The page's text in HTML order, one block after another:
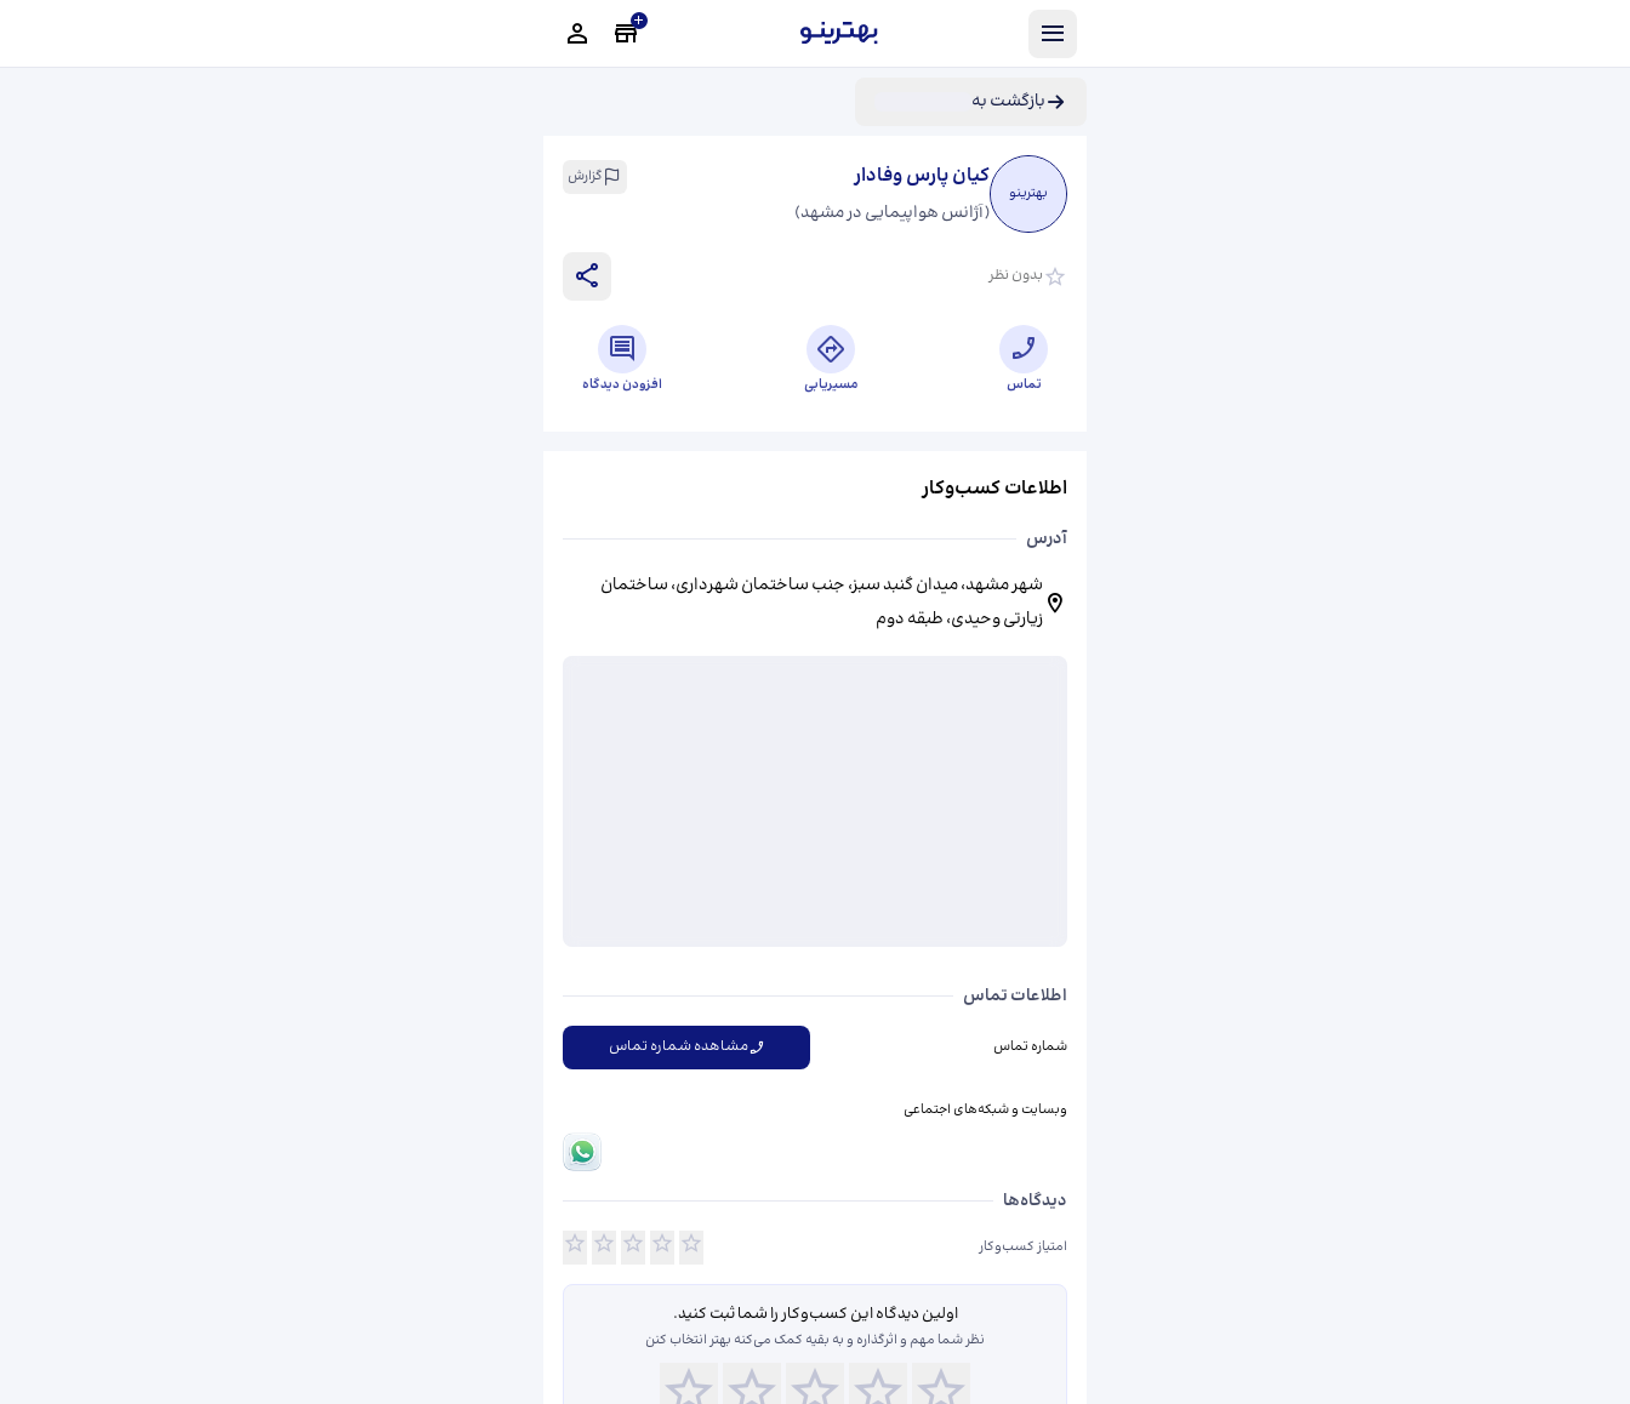
بازگشت به
بهترینو
کیان پارس وفادار گزارش
(آژانس هواپیمایی در مشهد)
بدون نظر
تماس مسیریابی افزودن دیدگاه
اطلاعات کسب‌وکار
آدرس
شهر مشهد، میدان گنبد سبز، جنب ساختمان شهرداری، ساختمان
زیارتی وحیدی، طبقه دوم
اطلاعات تماس
شماره تماس مشاهده شماره تماس
وبسایت و شبکه‌های اجتماعی
دیدگاه‌ها درباره کیان پارس وفادار
دیدگاه‌ها
امتیاز کسب‌وکار
اولین دیدگاه این کسب‌و‌کار را شما ثبت کنید.
نظر شما مهم و اثرگذاره و به بقیه کمک می‌کنه بهتر انتخاب کنن